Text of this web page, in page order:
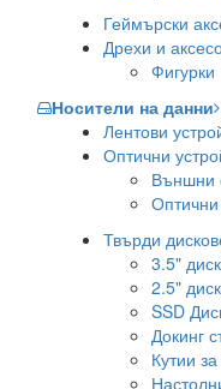
Геймърски
Дрехи и
Фигурки
Носители на данни
Лентови
Оптични
Външни
Твърди
3.5"
2.5"
SSD
Докинг
Кутии